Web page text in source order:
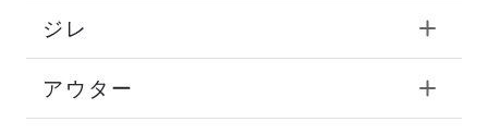
ジレ
アウター